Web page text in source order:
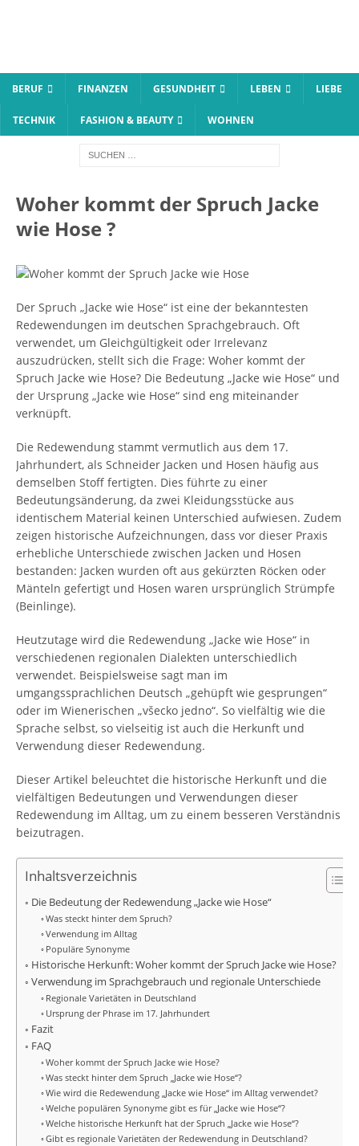
BERUF FINANZEN GESUNDHEIT LEBEN LIEBE
TECHNIK FASHION & BEAUTY WOHNEN
Woher kommt der Spruch Jacke
wie Hose ?
Der Spruch „Jacke wie Hose“ ist eine der bekanntesten
Redewendungen im deutschen Sprachgebrauch. Oft
verwendet, um Gleichgültigkeit oder Irrelevanz
auszudrücken, stellt sich die Frage: Woher kommt der
Spruch Jacke wie Hose? Die Bedeutung „Jacke wie Hose“ und
der Ursprung „Jacke wie Hose“ sind eng miteinander
verknüpft.
Die Redewendung stammt vermutlich aus dem 17.
Jahrhundert, als Schneider Jacken und Hosen häufig aus
demselben Stoff fertigten. Dies führte zu einer
Bedeutungsänderung, da zwei Kleidungsstücke aus
identischem Material keinen Unterschied aufwiesen. Zudem
zeigen historische Aufzeichnungen, dass vor dieser Praxis
erhebliche Unterschiede zwischen Jacken und Hosen
bestanden: Jacken wurden oft aus gekürzten Röcken oder
Mänteln gefertigt und Hosen waren ursprünglich Strümpfe
(Beinlinge).
Heutzutage wird die Redewendung „Jacke wie Hose“ in
verschiedenen regionalen Dialekten unterschiedlich
verwendet. Beispielsweise sagt man im
umgangssprachlichen Deutsch „gehüpft wie gesprungen“
oder im Wienerischen „všecko jedno“. So vielfältig wie die
Sprache selbst, so vielseitig ist auch die Herkunft und
Verwendung dieser Redewendung.
Dieser Artikel beleuchtet die historische Herkunft und die
vielfältigen Bedeutungen und Verwendungen dieser
Redewendung im Alltag, um zu einem besseren Verständnis
beizutragen.
Inhaltsverzeichnis
Die Bedeutung der Redewendung „Jacke wie Hose“
Was steckt hinter dem Spruch?
Verwendung im Alltag
Populäre Synonyme
Historische Herkunft: Woher kommt der Spruch Jacke wie Hose?
Verwendung im Sprachgebrauch und regionale Unterschiede
Regionale Varietäten in Deutschland
Ursprung der Phrase im 17. Jahrhundert
Fazit
FAQ
Woher kommt der Spruch Jacke wie Hose?
Was steckt hinter dem Spruch „Jacke wie Hose“?
Wie wird die Redewendung „Jacke wie Hose“ im Alltag verwendet?
Welche populären Synonyme gibt es für „Jacke wie Hose“?
Welche historische Herkunft hat der Spruch „Jacke wie Hose“?
Gibt es regionale Varietäten der Redewendung in Deutschland?